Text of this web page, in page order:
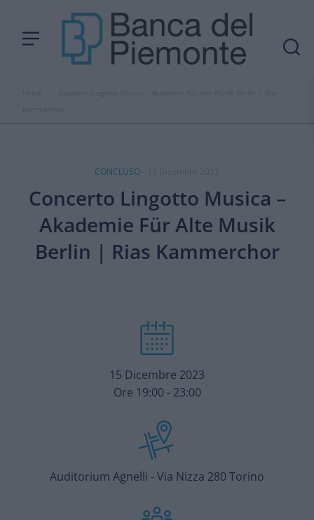
CONCLUSO
Concerto Lingotto Musica –
Akademie Für Alte Musik
Berlin | Rias Kammerchor
15 Dicembre 2023
Ore 19:00 - 23:00
Auditorium Agnelli - Via Nizza 280 Torino